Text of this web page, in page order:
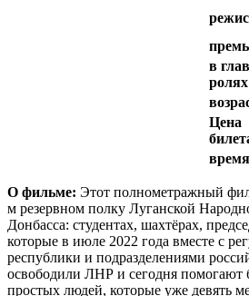
в
Цена
О фильме: Этот полнометражный
м резервном полку Луганской
Донбасса: студентах, шахтёрах,
которые в июле 2022 года вместе с
республики и подразделениями
освободили ЛНР и сегодня
простых людей, которые уже девять